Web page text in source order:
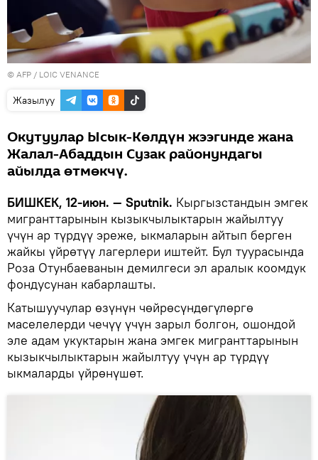
© AFP / LOIC VENANCE
Жазылуу
Окутуулар Ысык-Көлдүн жээгинде жана
Жалал-Абаддын Сузак районундагы
айылда өтмөкчү.
БИШКЕК, 12-июн. — Sputnik. Кыргызстандын эмгек
мигранттарынын кызыкчылыктарын жайылтуу
үчүн ар түрдүү эреже, ыкмаларын айтып берген
жайкы үйрөтүү лагерлери иштейт. Бул туурасында
Роза Отунбаеванын демилгеси эл аралык коомдук
фондусунан кабарлашты.
Катышуучулар өзүнүн чөйрөсүндөгүлөргө
маселелерди чечүү үчүн зарыл болгон, ошондой
эле адам укуктарын жана эмгек мигранттарынын
кызыкчылыктарын жайылтуу үчүн ар түрдүү
ыкмаларды үйрөнүшөт.